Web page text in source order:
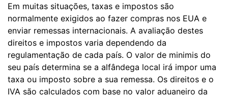
Em muitas situações, taxas e impostos são
normalmente exigidos ao fazer compras nos EUA e
enviar remessas internacionais. A avaliação destes
direitos e impostos varia dependendo da
regulamentação de cada país. O valor de minimis do
seu país determina se a alfândega local irá impor uma
taxa ou imposto sobre a sua remessa. Os direitos e o
IVA são calculados com base no valor aduaneiro da